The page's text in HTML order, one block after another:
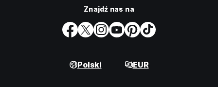
Znajdź nas na
Polski EUR